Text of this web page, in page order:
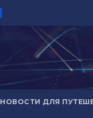
НОВОСТИ ДЛЯ